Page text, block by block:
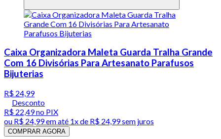
Caixa Organizadora Maleta Guarda Tralha Grande
Com 16 Divisórias Para Artesanato Parafusos
Bijuterias
R$ 24,99
Desconto
R$ 22,49no PIX
ou R$ 24,99em até 1x de R$ 24,99sem juros
COMPRAR AGORA